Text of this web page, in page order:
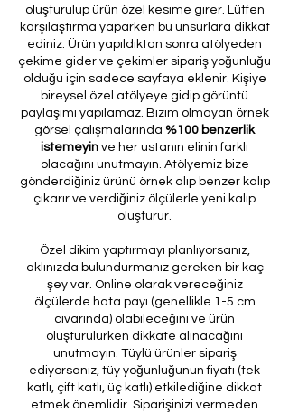
oluşturulup ürün özel kesime girer. Lütfen
karşılaştırma yaparken bu unsurlara dikkat
ediniz. Ürün yapıldıktan sonra atölyeden
çekime gider ve çekimler sipariş yoğunluğu
olduğu için sadece sayfaya eklenir. Kişiye
bireysel özel atölyeye gidip görüntü
paylaşımı yapılamaz. Bizim olmayan örnek
görsel çalışmalarında %100 benzerlik
istemeyin ve her ustanın elinin farklı
olacağını unutmayın. Atölyemiz bize
gönderdiğiniz ürünü örnek alıp benzer kalıp
çıkarır ve verdiğiniz ölçülerle yeni kalıp
oluşturur.
Özel dikim yaptırmayı planlıyorsanız,
aklınızda bulundurmanız gereken bir kaç
şey var. Online olarak vereceğiniz
ölçülerde hata payı (genellikle 1-5 cm
civarında) olabileceğini ve ürün
oluşturulurken dikkate alınacağını
unutmayın. Tüylü ürünler sipariş
ediyorsanız, tüy yoğunluğunun fiyatı (tek
katlı, çift katlı, üç katlı) etkilediğine dikkat
etmek önemlidir. Siparişinizi vermeden